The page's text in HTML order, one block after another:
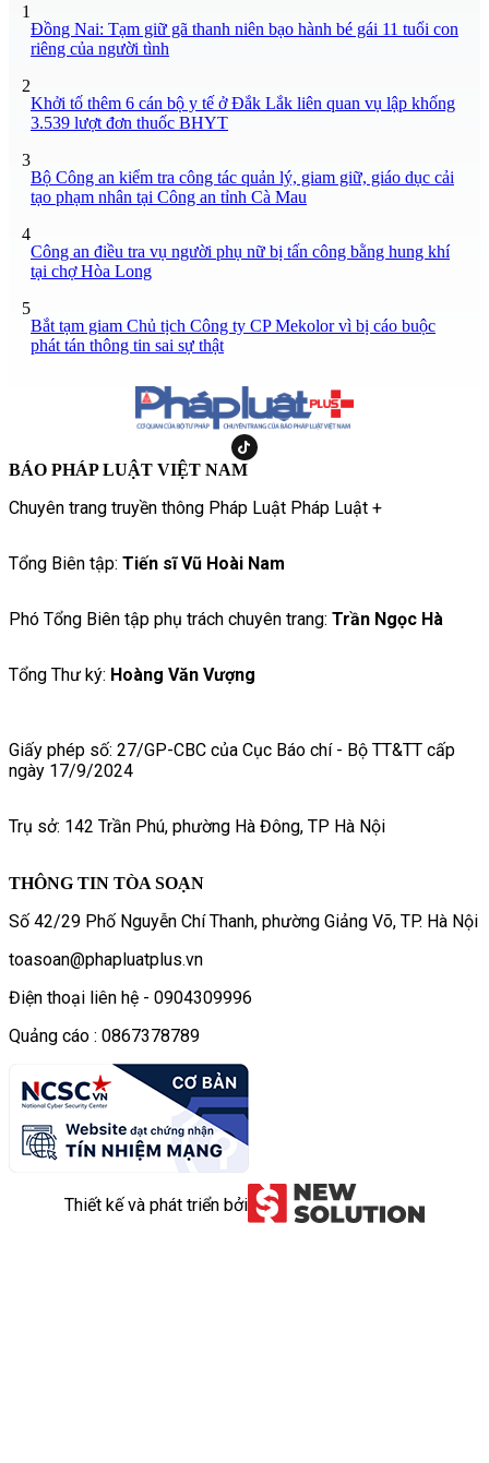
1
Đồng Nai: Tạm giữ gã thanh niên bạo hành bé gái 11 tuổi con
riêng của người tình
2
Khởi tố thêm 6 cán bộ y tế ở Đắk Lắk liên quan vụ lập khống
3.539 lượt đơn thuốc BHYT
3
Bộ Công an kiểm tra công tác quản lý, giam giữ, giáo dục cải
tạo phạm nhân tại Công an tỉnh Cà Mau
4
Công an điều tra vụ người phụ nữ bị tấn công bằng hung khí
tại chợ Hòa Long
5
Bắt tạm giam Chủ tịch Công ty CP Mekolor vì bị cáo buộc
phát tán thông tin sai sự thật
BÁO PHÁP LUẬT VIỆT NAM
Chuyên trang truyền thông Pháp Luật Pháp Luật +
Tổng Biên tập: Tiến sĩ Vũ Hoài Nam
Phó Tổng Biên tập phụ trách chuyên trang: Trần Ngọc Hà
Tổng Thư ký: Hoàng Văn Vượng
Giấy phép số: 27/GP-CBC của Cục Báo chí - Bộ TT&TT cấp
ngày 17/9/2024
Trụ sở: 142 Trần Phú, phường Hà Đông, TP Hà Nội
THÔNG TIN TÒA SOẠN
Số 42/29 Phố Nguyễn Chí Thanh, phường Giảng Võ, TP. Hà Nội
toasoan@phapluatplus.vn
Điện thoại liên hệ - 0904309996
Quảng cáo : 0867378789
Thiết kế và phát triển bởi